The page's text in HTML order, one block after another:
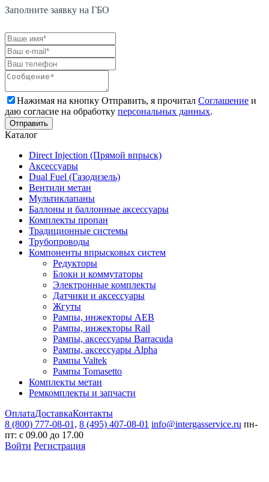
Заполните заявку на ГБО
Нажимая на кнопку Отправить, я прочитал Соглашение и
даю согласие на обработку персональных данных.
Каталог
Direct Injection (Прямой впрыск)
Аксессуары
Dual Fuel (Газодизель)
Вентили метан
Мультиклапаны
Баллоны и баллонные аксессуары
Комплекты пропан
Традиционные системы
Трубопроводы
Компоненты впрысковых систем
Редукторы
Блоки и коммутаторы
Электронные комплекты
Датчики и аксессуары
Жгуты
Рампы, инжекторы AEB
Рампы, инжекторы Rail
Рампы, аксессуары Barracuda
Рампы, аксессуары Alpha
Рампы Valtek
Рампы Tomasetto
Комплекты метан
Ремкомплекты и запчасти
ОплатаДоставкаКонтакты
8 (800) 777-08-01, 8 (495) 407-08-01 info@intergasservice.ru пн-
пт: с 09.00 до 17.00
Войти Регистрация